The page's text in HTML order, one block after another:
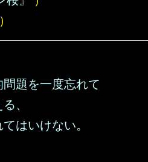
）
題を一度忘れて
、
はいけない。